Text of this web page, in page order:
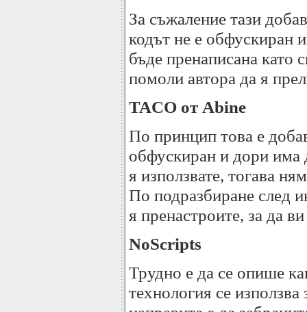
За съжаление тази
кодът не е обфускиран
бъде пренаписана като
помоли автора да я
TACO от Abine
По принцип това е
обфускиран и дори има
я използвате, тогава
По подразбиране след
я пренастроите, за да
NoScripts
Трудно е да се опише
технология се